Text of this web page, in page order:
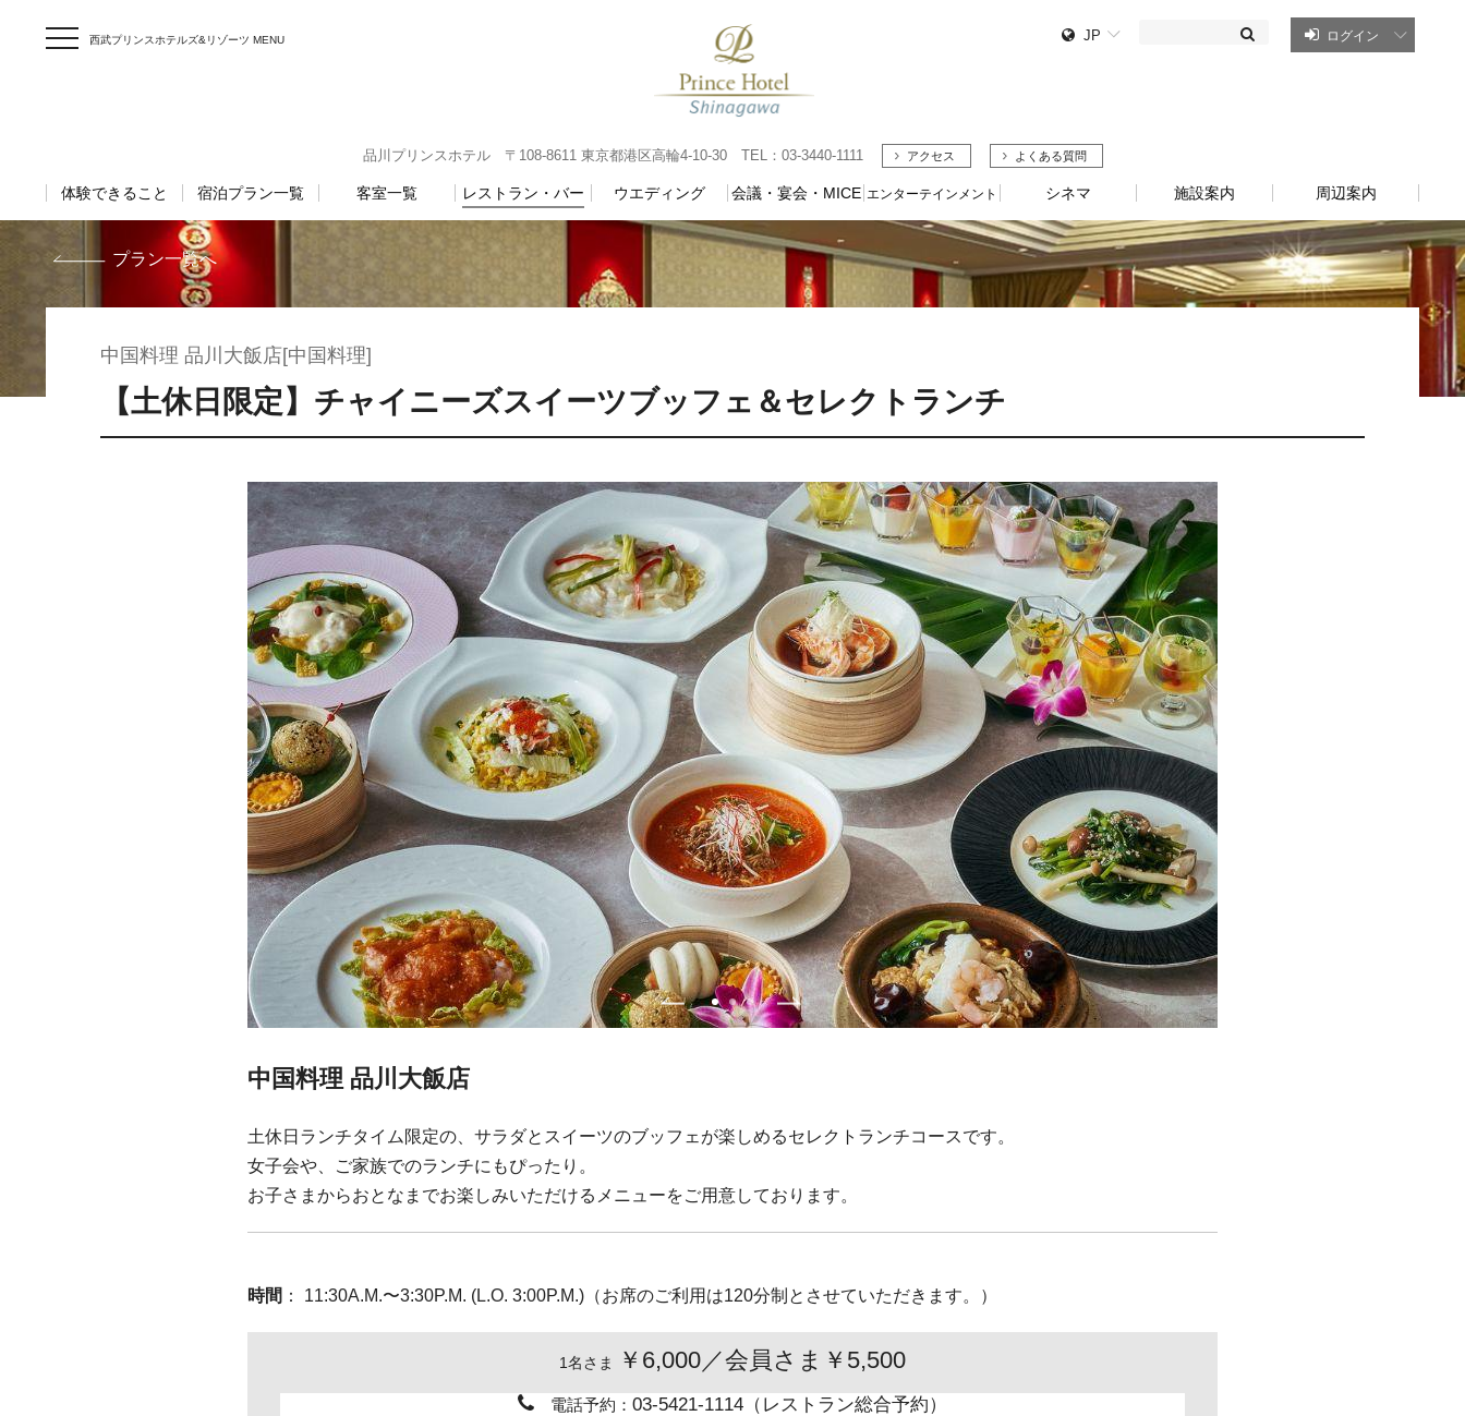
西武プリンスホテルズ&リゾーツ MENU JP ログイン
品川プリンスホテル 〒108-8611 東京都港区高輪4-10-30 TEL：03-3440-1111 アクセス よくある質問
体験できること 宿泊プラン一覧 客室一覧 レストラン・バー ウエディング 会議・宴会・MICE エンターテインメント シネマ 施設案内 周辺案内
プラン一覧へ
中国料理 品川大飯店[中国料理]
【土休日限定】チャイニーズスイーツブッフェ＆セレクトランチ
中国料理 品川大飯店
土休日ランチタイム限定の、サラダとスイーツのブッフェが楽しめるセレクトランチコースです。
女子会や、ご家族でのランチにもぴったり。
お子さまからおとなまでお楽しみいただけるメニューをご用意しております。
時間 ： 11:30A.M.〜3:30P.M. (L.O. 3:00P.M.)（お席のご利用は120分制とさせていただきます。）
1名さま ￥6,000／会員さま￥5,500
電話予約： 03-5421-1114（レストラン総合予約）